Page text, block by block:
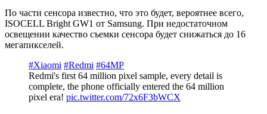
По части сенсора известно, что это будет, вероятнее всего,
ISOCELL Bright GW1 от Samsung. При недостаточном
освещении качество съемки сенсора будет снижаться до 16
мегапикселей.
#Xiaomi #Redmi #64MP
Redmi's first 64 million pixel sample, every detail is
complete, the phone officially entered the 64 million
pixel era! pic.twitter.com/72x6F3bWCX